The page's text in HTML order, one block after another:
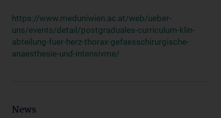
https://www.meduniwien.ac.at/web/ueber-
uns/events/detail/postgraduales-curriculum-klin-
abteilung-fuer-herz-thorax-gefaesschirurgische-
anaesthesie-und-intensivme/
News